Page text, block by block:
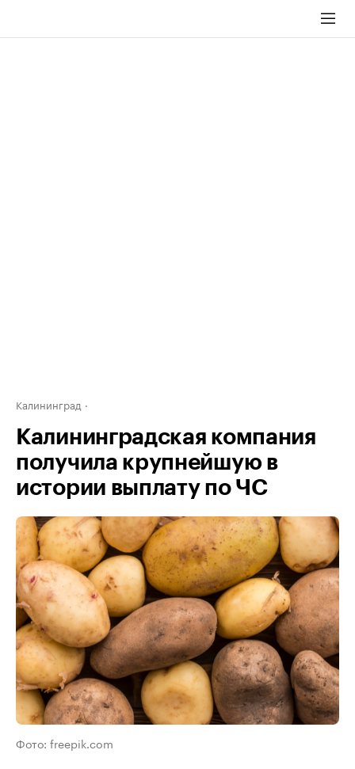
Калининград
Калининградская компания
получила крупнейшую в
истории выплату по ЧС
Фото: freepik.com